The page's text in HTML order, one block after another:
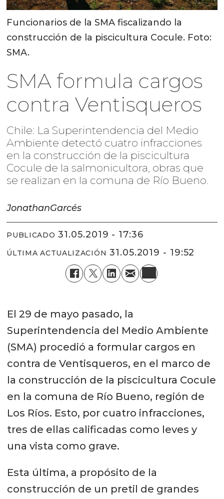
Funcionarios de la SMA fiscalizando la
construcción de la piscicultura Cocule. Foto:
SMA.
SMA formula cargos
contra Ventisqueros
Chile: La Superintendencia del Medio
Ambiente detectó cuatro infracciones
en la construcción de la piscicultura
Cocule de la salmonicultora, obras que
se realizan en la comuna de Río Bueno.
JonathanGarcés
PUBLICADO 31.05.2019 - 17:36
ÚLTIMA ACTUALIZACIÓN 31.05.2019 - 19:52
El 29 de mayo pasado, la
Superintendencia del Medio Ambiente
(SMA) procedió a formular cargos en
contra de Ventisqueros, en el marco de
la construcción de la piscicultura Cocule
en la comuna de Río Bueno, región de
Los Ríos. Esto, por cuatro infracciones,
tres de ellas calificadas como leves y
una vista como grave.
Esta última, a propósito de la
construcción de un pretil de grandes